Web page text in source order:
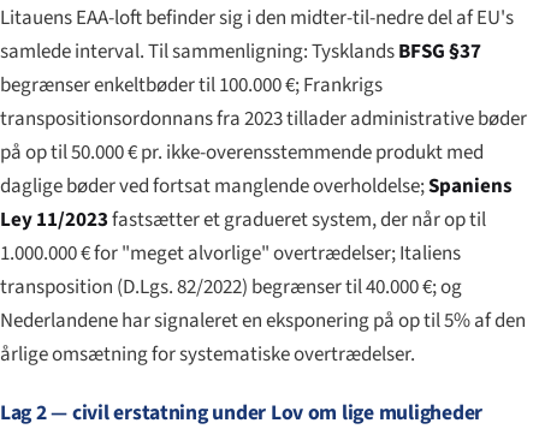
Litauens EAA-loft befinder sig i den midter-til-nedre del af EU's
samlede interval. Til sammenligning: TysklandsBFSG §37
begrænser enkeltbøder til 100.000 €; Frankrigs
transpositionsordonnans fra 2023 tillader administrative bøder
på op til 50.000 € pr. ikke-overensstemmende produkt med
daglige bøder ved fortsat manglende overholdelse;Spaniens
Ley 11/2023fastsætter et gradueret system, der når op til
1.000.000 € for "meget alvorlige" overtrædelser; Italiens
transposition (D.Lgs. 82/2022) begrænser til 40.000 €; og
Nederlandene har signaleret en eksponering på op til 5% af den
årlige omsætning for systematiske overtrædelser.
Lag 2 — civil erstatning under Lov om lige muligheder